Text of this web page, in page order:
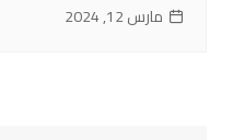
مارس 12, 2024